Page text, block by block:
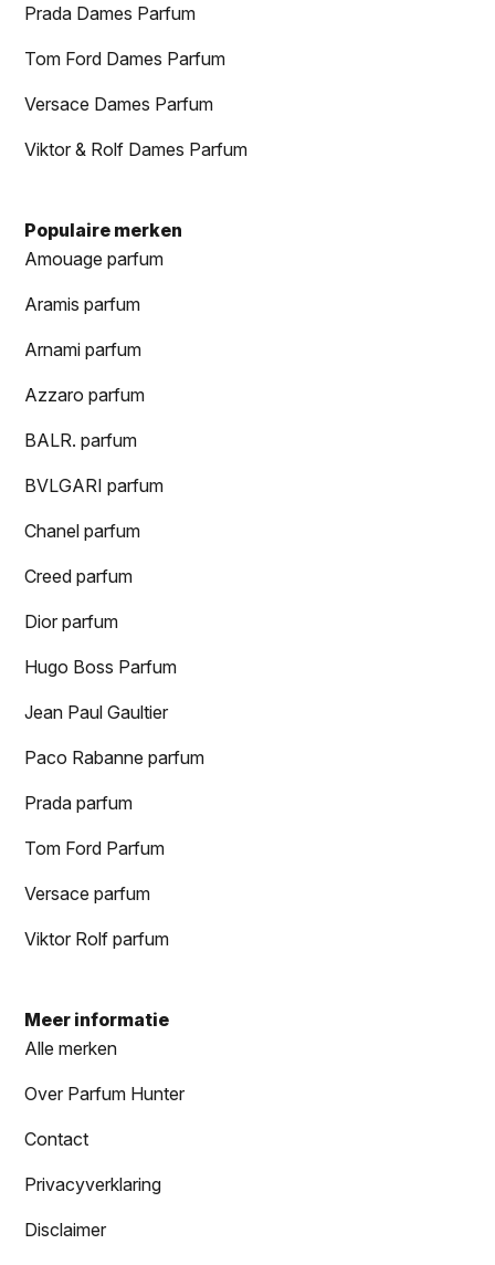
Prada Dames Parfum
Tom Ford Dames Parfum
Versace Dames Parfum
Viktor & Rolf Dames Parfum
Populaire merken
Amouage parfum
Aramis parfum
Arnami parfum
Azzaro parfum
BALR. parfum
BVLGARI parfum
Chanel parfum
Creed parfum
Dior parfum
Hugo Boss Parfum
Jean Paul Gaultier
Paco Rabanne parfum
Prada parfum
Tom Ford Parfum
Versace parfum
Viktor Rolf parfum
Meer informatie
Alle merken
Over Parfum Hunter
Contact
Privacyverklaring
Disclaimer